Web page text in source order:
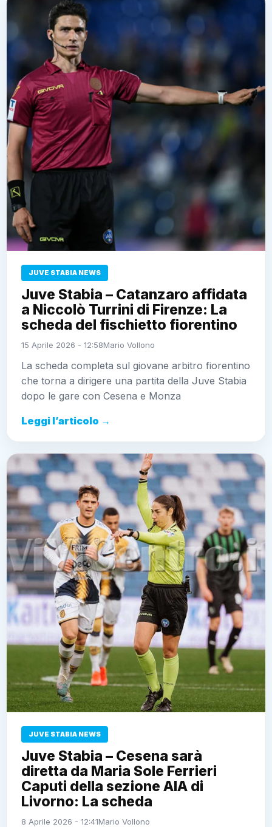
JUVE STABIA NEWS
Juve Stabia – Catanzaro affidata
a Niccolò Turrini di Firenze: La
scheda del fischietto fiorentino
15 Aprile 2026 - 12:58Mario Vollono
La scheda completa sul giovane arbitro fiorentino
che torna a dirigere una partita della Juve Stabia
dopo le gare con Cesena e Monza
Leggi l’articolo →
JUVE STABIA NEWS
Juve Stabia – Cesena sarà
diretta da Maria Sole Ferrieri
Caputi della sezione AIA di
Livorno: La scheda
8 Aprile 2026 - 12:41Mario Vollono